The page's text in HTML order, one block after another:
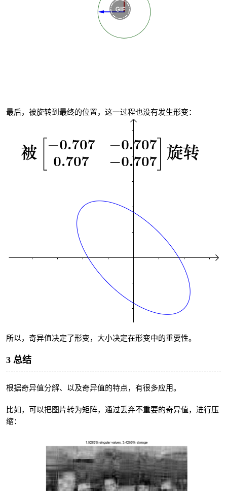
最后，被旋转到最终的位置，这一过程也没有发生形变：
所以，奇异值决定了形变，大小决定在形变中的重要性。
3 总结
根据奇异值分解、以及奇异值的特点，有很多应用。
比如，可以把图片转为矩阵，通过丢弃不重要的奇异值，进行压
缩：